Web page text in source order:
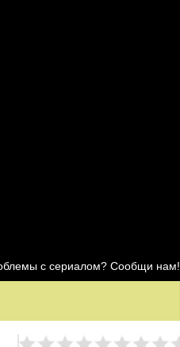
с сериалом? Сообщи нам!